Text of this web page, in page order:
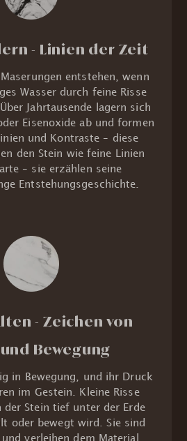
- Linien der Zeit
entstehen, wenn
Wasser durch feine Risse
Jahrtausende lagern sich
Eisenoxide ab und formen
und Kontraste – diese
den Stein wie feine Linien
– sie erzählen seine
Entstehungsgeschichte.
- Zeichen von
Bewegung
in Bewegung, und ihr Druck
im Gestein. Kleine Risse
der Stein tief unter der Erde
oder bewegt wird. Sie sind